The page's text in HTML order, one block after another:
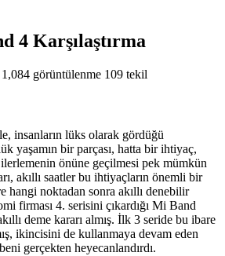
4 Karşılaştırma
1,084 görüntülenme 109 tekil
insanların lüks olarak gördüğü
yaşamın bir parçası, hatta bir ihtiyaç,
önüne geçilmesi pek mümkün
akıllı saatler bu ihtiyaçların önemli bir
hangi noktadan sonra akıllı denebilir
firması 4. serisini çıkardığı Mi Band
deme kararı almış. İlk 3 seride bu ibare
ikincisini de kullanmaya devam eden
gerçekten heyecanlandırdı.